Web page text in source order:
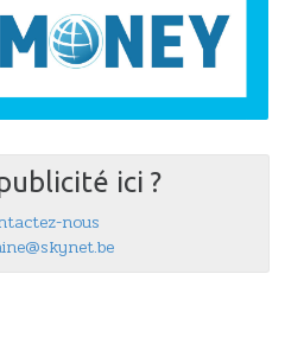
ici ?
nous